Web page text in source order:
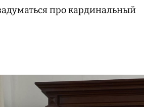
про кардинальный